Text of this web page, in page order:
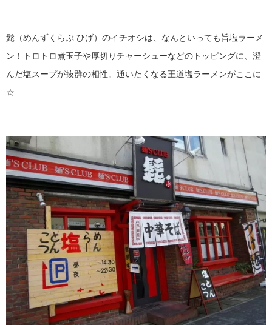
髭（めんずくらぶ ひげ）のイチオシは、なんといっても旨塩ラーメ
ン！トロトロ煮玉子や厚切りチャーシューなどのトッピングに、澄
んだ塩スープが抜群の相性。通いたくなる王道塩ラーメンがここに
☆